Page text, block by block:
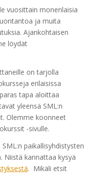
vuosittain monenlaisia
ja muita
Ajankohtaisen
löydät
on tarjolla
erilaisissa
tapa aloittaa
yleensä SML:n
Olemme koonneet
-sivulle.
paikallisyhdistysten
Niistä kannattaa kysyä
. Mikäli etsit